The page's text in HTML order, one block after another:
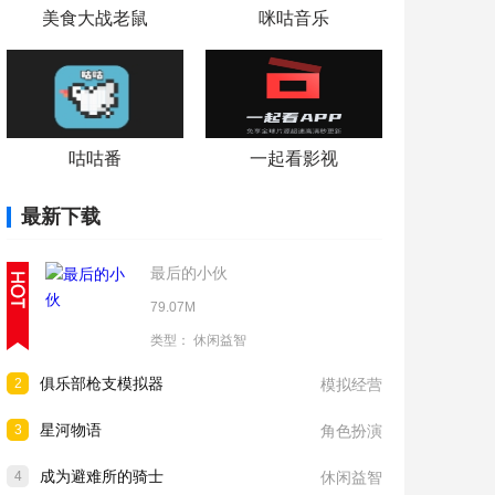
美食大战老鼠 咪咕音乐
咕咕番 一起看影视
最新下载
最后的小伙
79.07M
类型： 休闲益智
2 俱乐部枪支模拟器 模拟经营
3 星河物语 角色扮演
4 成为避难所的骑士 休闲益智